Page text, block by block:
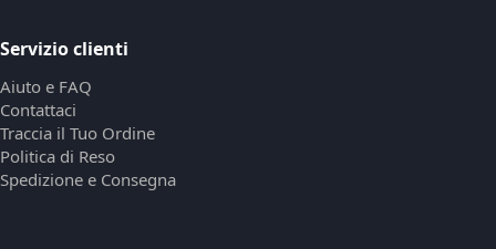
Servizio clienti
Aiuto e FAQ
Contattaci
Traccia il Tuo Ordine
Politica di Reso
Spedizione e Consegna